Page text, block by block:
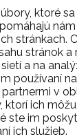
ktoré
stránkach.
stránok
a na
používaní
v
ktorí ich
ste im
ich služieb.